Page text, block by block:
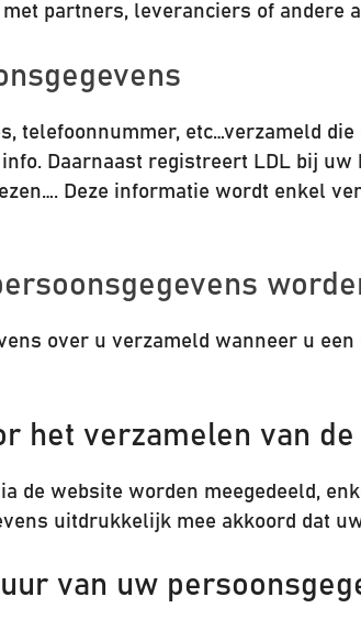
partners, leveranciers of andere
telefoonnummer, etc…verzameld
Daarnaast registreert LDL bij
Deze informatie wordt enkel
over u verzameld wanneer u
het verzamelen van
de website worden meegedeeld,
uitdrukkelijk mee akkoord dat
van uw